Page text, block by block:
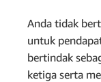
Anda tidak
untuk
bertindak
ketiga serta